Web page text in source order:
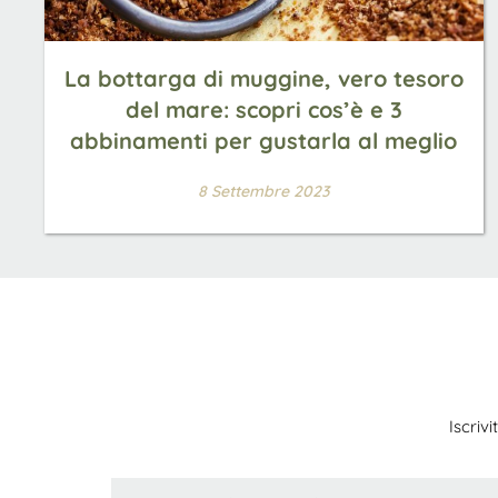
La bottarga di muggine, vero tesoro
del mare: scopri cos’è e 3
abbinamenti per gustarla al meglio
8 Settembre 2023